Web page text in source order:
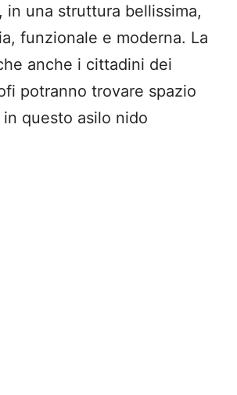
in una struttura bellissima,
funzionale e moderna. La
anche i cittadini dei
potranno trovare spazio
questo asilo nido